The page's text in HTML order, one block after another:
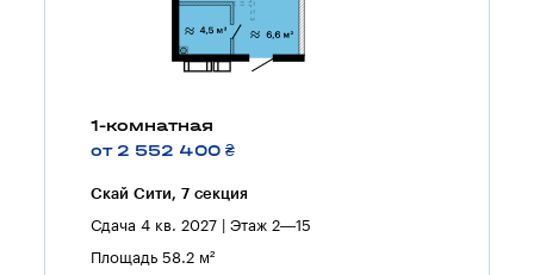
1-комнатная
от 2 552 400 ₴
Скай Сити, 7 секция
Сдача 4 кв. 2027 | Этаж 2—15
Площадь 58.2 м²